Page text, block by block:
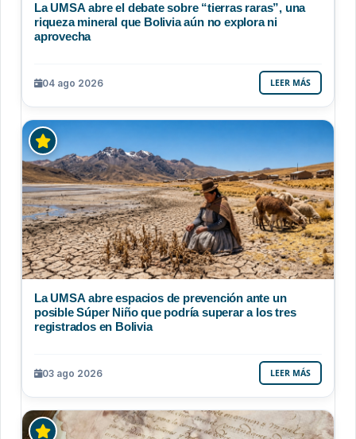
La UMSA abre el debate sobre “tierras raras”, una
riqueza mineral que Bolivia aún no explora ni
aprovecha
04 ago 2026 LEER MÁS
La UMSA abre espacios de prevención ante un
posible Súper Niño que podría superar a los tres
registrados en Bolivia
03 ago 2026 LEER MÁS